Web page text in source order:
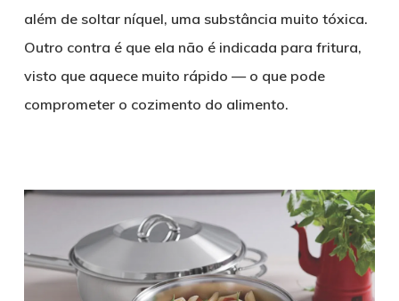
além de soltar níquel, uma substância muito tóxica.
Outro contra é que ela não é indicada para fritura,
visto que aquece muito rápido — o que pode
comprometer o cozimento do alimento.